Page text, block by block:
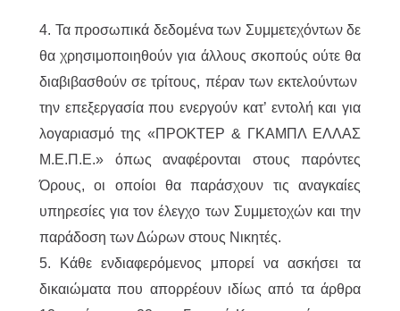
4. Τα προσωπικά δεδομένα των Συμμετεχόντων δε
θα χρησιμοποιηθούν για άλλους σκοπούς ούτε θα
διαβιβασθούν σε τρίτους, πέραν των εκτελούντων
την επεξεργασία που ενεργούν κατ’ εντολή και για
λογαριασμό της «ΠΡΟΚΤΕΡ & ΓΚΑΜΠΛ ΕΛΛΑΣ
M.Ε.Π.Ε.» όπως αναφέρονται στους παρόντες
Όρους, οι οποίοι θα παράσχουν τις αναγκαίες
υπηρεσίες για τον έλεγχο των Συμμετοχών και την
παράδοση των Δώρων στους Νικητές.
5. Κάθε ενδιαφερόμενος μπορεί να ασκήσει τα
δικαιώματα που απορρέουν ιδίως από τα άρθρα